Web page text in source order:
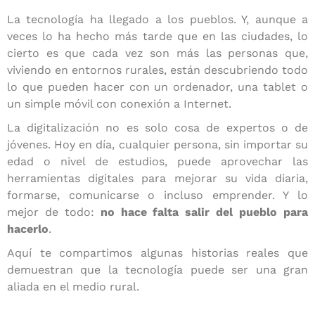
La tecnología ha llegado a los pueblos. Y, aunque a
veces lo ha hecho más tarde que en las ciudades, lo
cierto es que cada vez son más las personas que,
viviendo en entornos rurales, están descubriendo todo
lo que pueden hacer con un ordenador, una tablet o
un simple móvil con conexión a Internet.
La digitalización no es solo cosa de expertos o de
jóvenes. Hoy en día, cualquier persona, sin importar su
edad o nivel de estudios, puede aprovechar las
herramientas digitales para mejorar su vida diaria,
formarse, comunicarse o incluso emprender. Y lo
mejor de todo: no hace falta salir del pueblo para
hacerlo.
Aquí te compartimos algunas historias reales que
demuestran que la tecnología puede ser una gran
aliada en el medio rural.